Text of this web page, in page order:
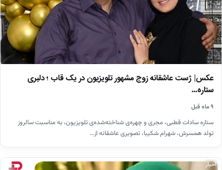
عکس| ژست عاشقانه زوج مشهور تلویزیون در یک قاب ؛ دلبری
ستاره…
۹ ماه قبل
ستاره سادات قطبی، مجری و چهره‌ی شناخته‌شده‌ی تلویزیون، به مناسبت سالروز
تولد همسرش، شهرام شکیبا، تصویری عاشقانه از…
اخبار